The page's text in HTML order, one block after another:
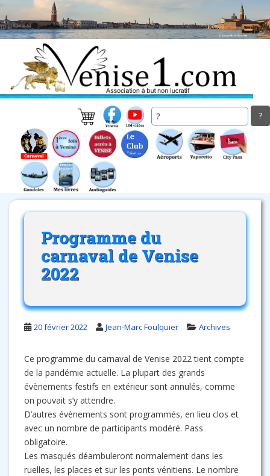
to
main
Programme du
carnaval de Venise
2022
20 février 2022 Jean-Marc Foulquier Archives
Ce programme du carnaval de Venise 2022 tient compte
de la pandémie actuelle. La plupart des grands
évènements festifs en extérieur sont annulés, comme
on pouvait s’y attendre.
D’autres évènements sont programmés, en lieu clos et
avec un nombre de participants modéré. Pass
obligatoire.
Les masqués déambuleront normalement dans les
ruelles, les places et sur les ponts vénitiens. Le nombre